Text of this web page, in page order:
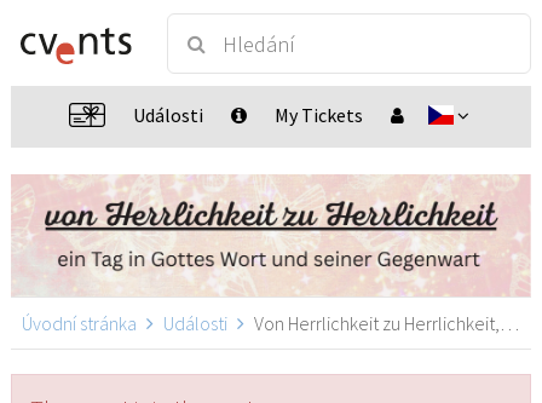
Události My Tickets
Úvodní stránka Události Von Herrlichkeit zu Herrlichkeit, Eslohe